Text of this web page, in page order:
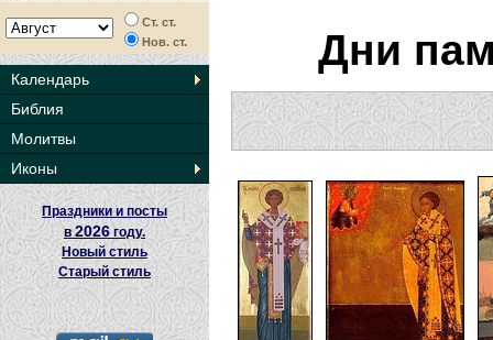
Ст. ст.
Нов. ст.
Календарь
Библия
Молитвы
Иконы
Праздники и посты
в2026 году.
Новый стиль
Старый стиль
Дни